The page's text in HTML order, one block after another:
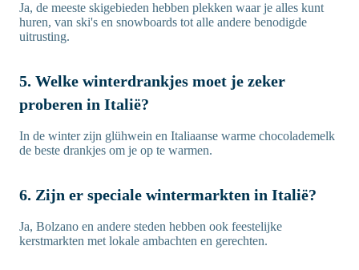
Ja, de meeste skigebieden hebben plekken waar je alles kunt
huren, van ski's en snowboards tot alle andere benodigde
uitrusting.
5. Welke winterdrankjes moet je zeker
proberen in Italië?
In de winter zijn glühwein en Italiaanse warme chocolademelk
de beste drankjes om je op te warmen.
6. Zijn er speciale wintermarkten in Italië?
Ja, Bolzano en andere steden hebben ook feestelijke
kerstmarkten met lokale ambachten en gerechten.